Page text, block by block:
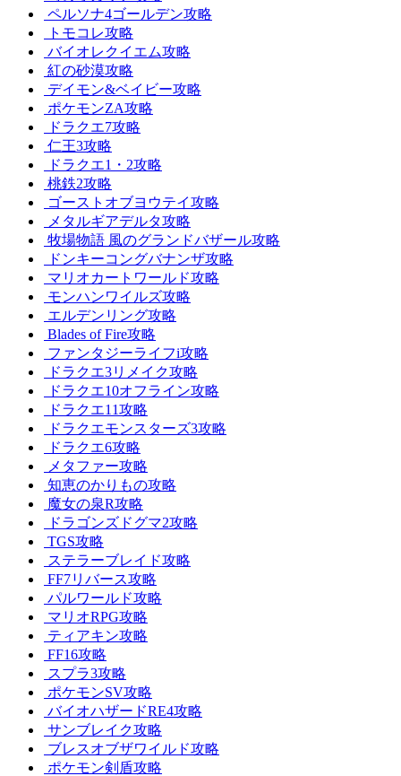
ペルソナ4ゴールデン攻略
トモコレ攻略
バイオレクイエム攻略
紅の砂漠攻略
デイモン&ベイビー攻略
ポケモンZA攻略
ドラクエ7攻略
仁王3攻略
ドラクエ1・2攻略
桃鉄2攻略
ゴーストオブヨウテイ攻略
メタルギアデルタ攻略
牧場物語 風のグランドバザール攻略
ドンキーコングバナンザ攻略
マリオカートワールド攻略
モンハンワイルズ攻略
エルデンリング攻略
Blades of Fire攻略
ファンタジーライフi攻略
ドラクエ3リメイク攻略
ドラクエ10オフライン攻略
ドラクエ11攻略
ドラクエモンスターズ3攻略
ドラクエ6攻略
メタファー攻略
知恵のかりもの攻略
魔女の泉R攻略
ドラゴンズドグマ2攻略
TGS攻略
ステラーブレイド攻略
FF7リバース攻略
パルワールド攻略
マリオRPG攻略
ティアキン攻略
FF16攻略
スプラ3攻略
ポケモンSV攻略
バイオハザードRE4攻略
サンブレイク攻略
ブレスオブザワイルド攻略
ポケモン剣盾攻略